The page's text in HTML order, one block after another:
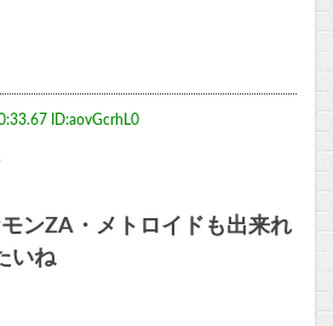
ID:aovGcrhL0
ンZA・メトロイドも出来れ
いね